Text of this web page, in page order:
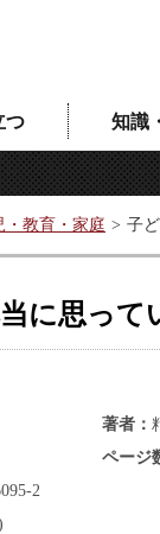
つ 知識
・教育・家庭 子
に思って
著者
ページ
2